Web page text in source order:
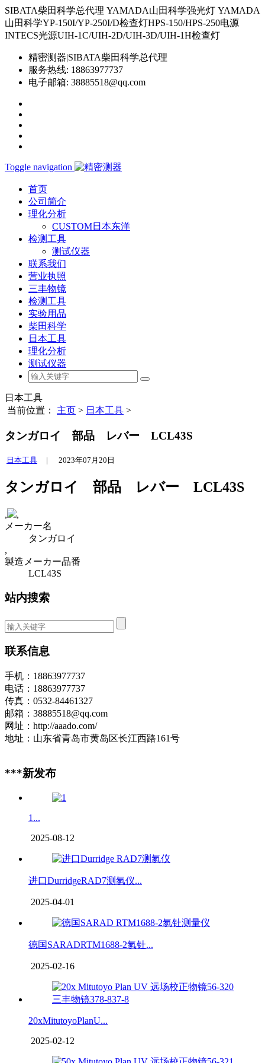
SIBATA柴田科学总代理 YAMADA山田科学强光灯 YAMADA
山田科学YP-150I/YP-250I/D检查灯HPS-150/HPS-250电源
INTECS光源UIH-1C/UIH-2D/UIH-3D/UIH-1H检查灯
精密测器|SIBATA柴田科学总代理
服务热线: 18863977737
电子邮箱: 38885518@qq.com
Toggle navigation
首页
公司简介
理化分析
CUSTOM日本东洋
检测工具
测试仪器
联系我们
营业执照
三丰物镜
检测工具
实验用品
柴田科学
日本工具
理化分析
测试仪器
日本工具
当前位置： 主页 > 日本工具 >
タンガロイ 部品 レバー LCL43S
日本工具 | 2023年07月20日
タンガロイ 部品 レバー LCL43S
,
,
メーカー名
タンガロイ
,
製造メーカー品番
LCL43S
站内搜索
联系信息
手机：18863977737
电话：18863977737
传真：0532-84461327
邮箱：38885518@qq.com
网址：http://aaado.com/
地址：山东省青岛市黄岛区长江西路161号
***新发布
1...
2025-08-12
进口DurridgeRAD7测氡仪...
2025-04-01
德国SARADRTM1688-2氡钍...
2025-02-16
20xMitutoyoPlanU...
2025-02-12